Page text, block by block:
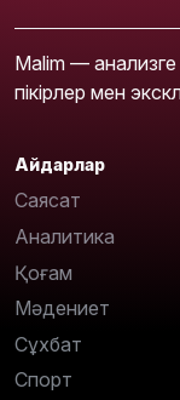
Malim — анализге
пікірлер мен
Айдарлар
Саясат
Аналитика
Қоғам
Мәдениет
Сұхбат
Спорт